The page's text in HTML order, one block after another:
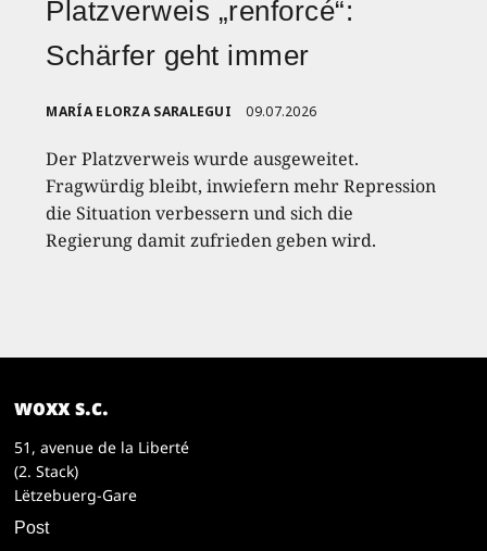
Platzverweis „renforcé“:
Schärfer geht immer
MARÍA ELORZA SARALEGUI 09.07.2026
Der Platzverweis wurde ausgeweitet.
Fragwürdig bleibt, inwiefern mehr Repression
die Situation verbessern und sich die
Regierung damit zufrieden geben wird.
woxx s.c.
51, avenue de la Liberté
(2. Stack)
Lëtzebuerg-Gare
Post